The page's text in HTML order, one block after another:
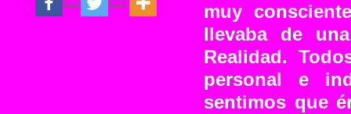
muy
llevaba de
Realidad.
personal e
sentimos que